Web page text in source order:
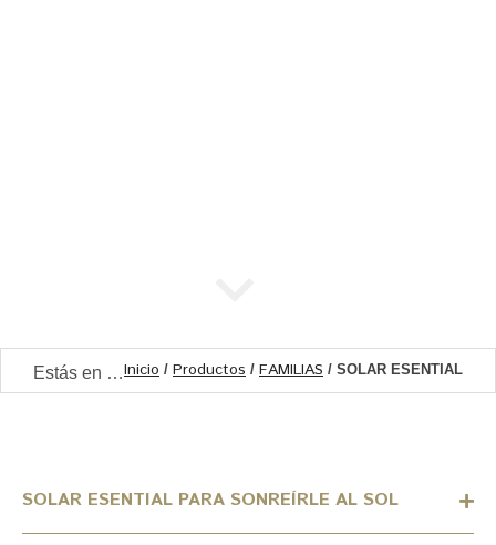
Estás en …Inicio / Productos / FAMILIAS / SOLAR ESENTIAL
SOLAR ESENTIAL PARA SONREÍRLE AL SOL